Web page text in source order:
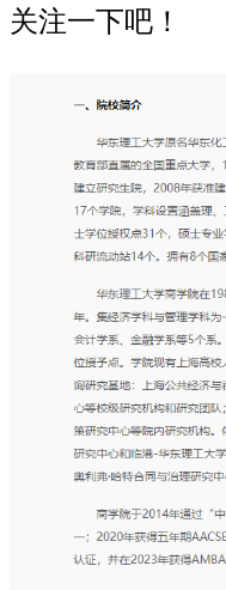
关注一下吧！